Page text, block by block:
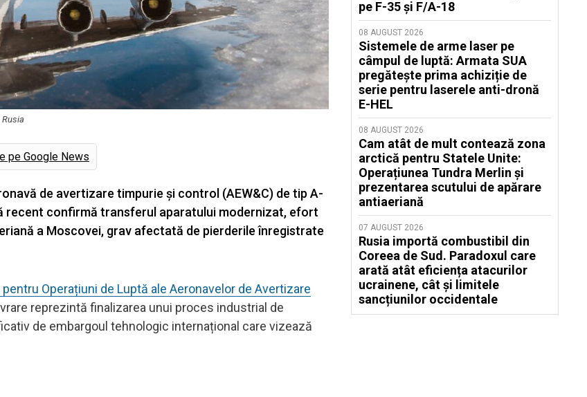
pe Google News
de avertizare timpurie și control (AEW&C) de tip A-
recent confirmă transferul aparatului modernizat, efort
a Moscovei, grav afectată de pierderile înregistrate
Operațiuni de Luptă ale Aeronavelor de Avertizare
reprezintă finalizarea unui proces industrial de
de embargoul tehnologic internațional care vizează
pe F-35 și F/A-18
08 AUGUST 2026
Sistemele de arme laser pe
câmpul de luptă: Armata SUA
pregătește prima achiziție de
serie pentru laserele anti-dronă
E-HEL
08 AUGUST 2026
Cam atât de mult contează zona
arctică pentru Statele Unite:
Operațiunea Tundra Merlin şi
prezentarea scutului de apărare
antiaeriană
07 AUGUST 2026
Rusia importă combustibil din
Coreea de Sud. Paradoxul care
arată atât eficiența atacurilor
ucrainene, cât și limitele
sancțiunilor occidentale